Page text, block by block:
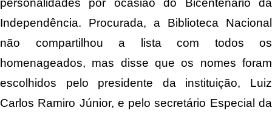
personalidades por ocasião do Bicentenário da
Independência. Procurada, a Biblioteca Nacional
não compartilhou a lista com todos os
homenageados, mas disse que os nomes foram
escolhidos pelo presidente da instituição, Luiz
Carlos Ramiro Júnior, e pelo secretário Especial da